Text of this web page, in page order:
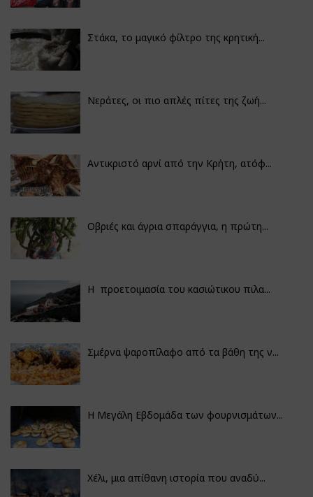
Στάκα, το μαγικό φίλτρο της κρητική...
Νεράτες, οι πιο απλές πίτες της ζωή...
Αντικριστό αρνί από την Κρήτη, ατόφ...
Οβριές και άγρια σπαράγγια, η πρώτη...
Η προετοιμασία του κασιώτικου πιλα...
Σμέρνα ψαροπίλαφο από τα βάθη της ν...
Η Μεγάλη Εβδομάδα των φουρνισμάτων...
Χέλι, μια απίθανη ιστορία που αναδύ...